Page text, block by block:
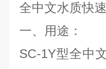
全中文水质快
一、用途：
SC-1Y型全中